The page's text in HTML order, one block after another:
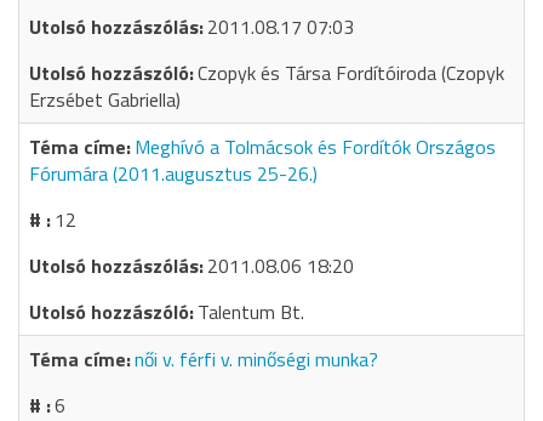
2011.08.17 07:03
Czopyk és Társa Fordítóiroda (Czopyk
Erzsébet Gabriella)
Meghívó a Tolmácsok és Fordítók Országos
Fórumára (2011.augusztus 25-26.)
12
2011.08.06 18:20
Talentum Bt.
női v. férfi v. minőségi munka?
6